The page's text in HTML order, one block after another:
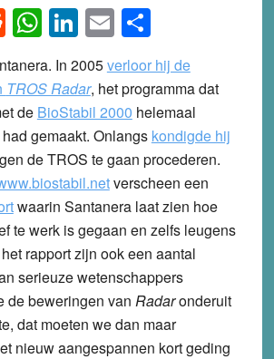
Reddit
WhatsApp
LinkedIn
EmailShare
In 2005verloor hij de
TROS Radar, het programma dat
de BioStabil 2000 helemaal
gemaakt. Onlangs kondigde hij
de TROS te gaan procederen.
verscheen een
waarin Santanera laat zien hoe
te werk is gegaan en zelfs leugens
rapport zijn ook een aantal
serieuze wetenschappers
de beweringen van Radaronderuit
dat moeten we dan maar
nieuw aangespannen kort geding